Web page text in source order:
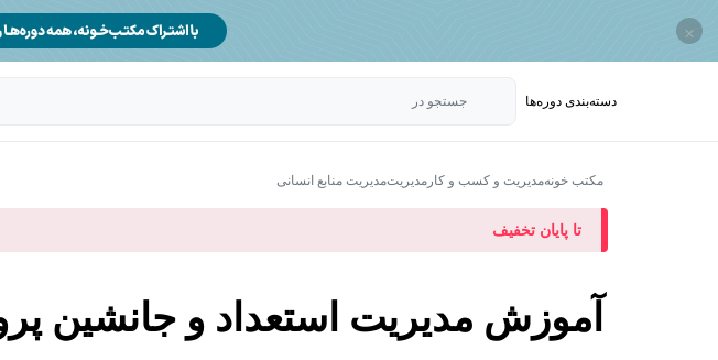
×
دسته‌بندی‌ دوره‌ها جستجو در
مکتب خونهمدیریت و کسب و کار مدیریتمدیریت منابع انسانی
تا پایان تخفیف
آموزش مدیریت استعداد و جانشین